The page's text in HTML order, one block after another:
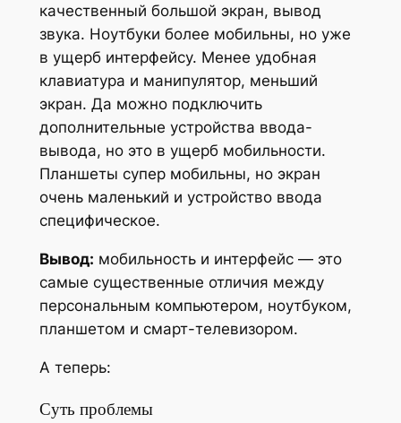
качественный большой экран, вывод
звука. Ноутбуки более мобильны, но уже
в ущерб интерфейсу. Менее удобная
клавиатура и манипулятор, меньший
экран. Да можно подключить
дополнительные устройства ввода-
вывода, но это в ущерб мобильности.
Планшеты супер мобильны, но экран
очень маленький и устройство ввода
специфическое.
Вывод: мобильность и интерфейс — это
самые существенные отличия между
персональным компьютером, ноутбуком,
планшетом и смарт-телевизором.
А теперь:
Суть проблемы